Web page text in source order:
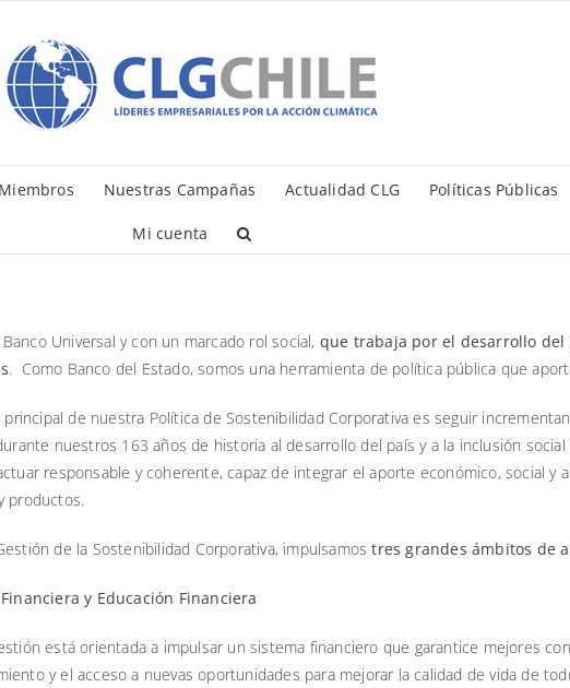
Miembros Nuestras Campañas Actualidad CLG Políticas Públicas
Mi cuenta
Universal y con un marcado rol social, que trabaja por el desarrollo del
. Como Banco del Estado, somos una herramienta de política pública que
principal de nuestra Política de Sostenibilidad Corporativa es seguir
nuestros 163 años de historia al desarrollo del país y a la inclusión
responsable y coherente, capaz de integrar el aporte económico, social y
productos.
de la Sostenibilidad Corporativa, impulsamostres grandes ámbitos de
y Educación Financiera
está orientada a impulsar un sistema financiero que garantice mejores
y el acceso a nuevas oportunidades para mejorar la calidad de vida de